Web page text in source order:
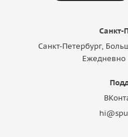
Санкт-
Санкт-Петербург,